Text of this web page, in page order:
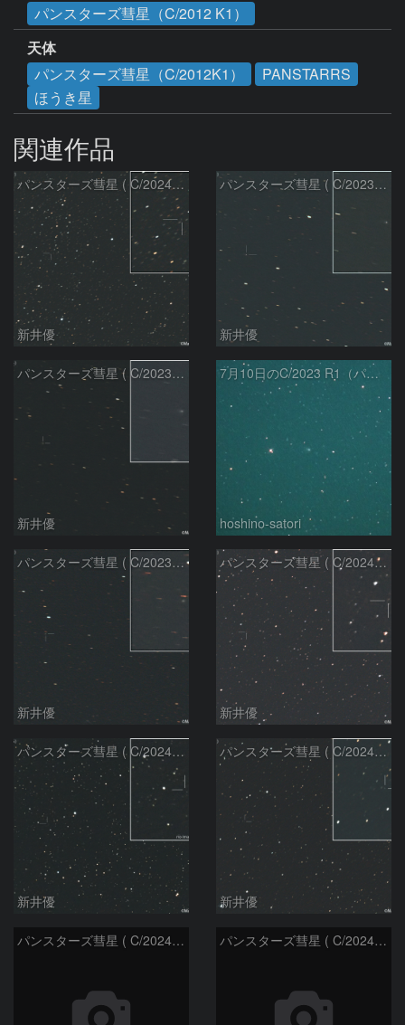
パンスターズ彗星（C/2012 K1）
天体
パンスターズ彗星（C/2012K1）
PANSTARRS
ほうき星
関連作品
パンスターズ彗星 ( C/2024R4 )：2026/07/27
新井優
パンスターズ彗星 ( C/2023R1 )：2026/07/09
新井優
パンスターズ彗星 ( C/2023R1 ) ：2026/07/08
新井優
7月10日のC/2023 R1（パンスターズ彗星）
hoshino-satori
パンスターズ彗星 ( C/2023R1 ) ：2026/05/20
新井優
パンスターズ彗星 ( C/2024R4 )：2026/06/28
新井優
パンスターズ彗星 ( C/2024G4 )の予報位置：2026/06/23
新井優
パンスターズ彗星 ( C/2024R4 )：2026/06/23
新井優
パンスターズ彗星 ( C/2024G4 )：2026/05/30 パンスターズ彗星 ( C/2024R4 )：2026/05/30